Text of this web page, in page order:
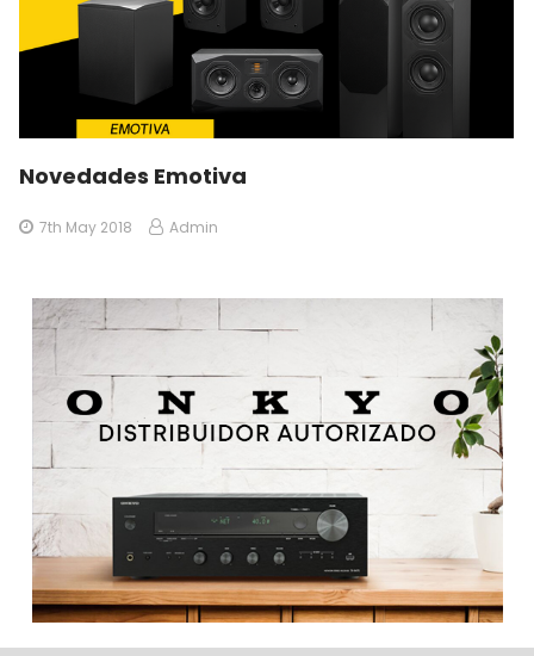
Novedades Emotiva
7th May 2018 Admin